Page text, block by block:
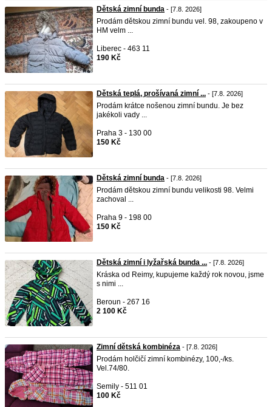
Dětská zimní bunda - [7.8. 2026]
Prodám dětskou zimní bundu vel. 98, zakoupeno v
HM velm ...
Liberec - 463 11
190 Kč
Dětská teplá, prošívaná zimní ... - [7.8. 2026]
Prodám krátce nošenou zimní bundu. Je bez
jakékoli vady ...
Praha 3 - 130 00
150 Kč
Dětská zimní bunda - [7.8. 2026]
Prodám dětskou zimní bundu velikosti 98. Velmi
zachoval ...
Praha 9 - 198 00
150 Kč
Dětská zimní i lyžařská bunda ... - [7.8. 2026]
Kráska od Reimy, kupujeme každý rok novou, jsme
s nimi ...
Beroun - 267 16
2 100 Kč
Zimní dětská kombinéza - [7.8. 2026]
Prodám holčičí zimní kombinézy, 100,-/ks.
Vel.74/80.
Semily - 511 01
100 Kč